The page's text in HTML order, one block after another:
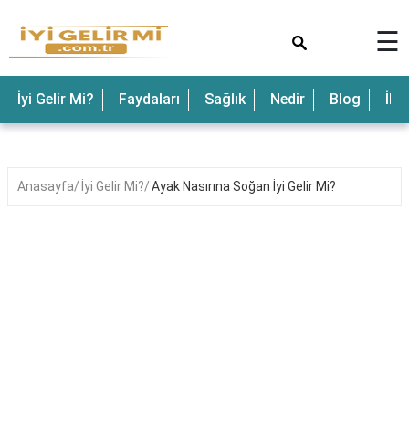
☰
İyi Gelir Mi? Faydaları Sağlık Nedir Blog
Anasayfa İyi Gelir Mi? Ayak Nasırına Soğan İyi Gelir Mi?